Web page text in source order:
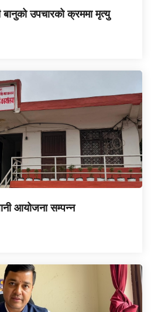
उपचारको क्रममा मृत्यु
आयोजना सम्पन्न